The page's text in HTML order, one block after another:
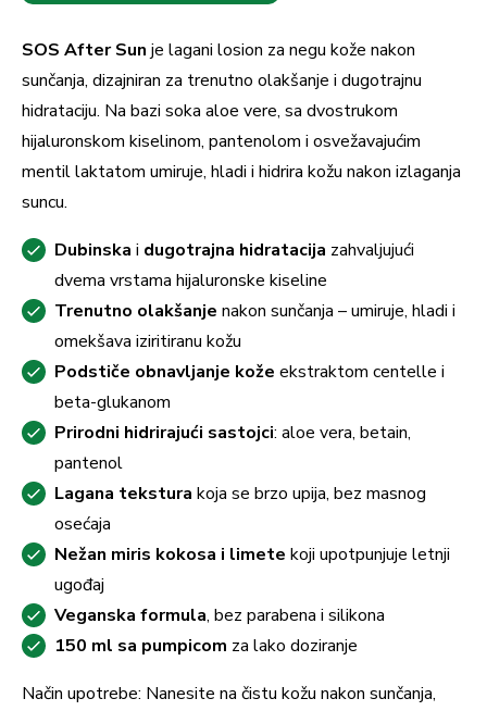
SOS After Sun je lagani losion za negu kože nakon
sunčanja, dizajniran za trenutno olakšanje i dugotrajnu
hidrataciju. Na bazi soka aloe vere, sa dvostrukom
hijaluronskom kiselinom, pantenolom i osvežavajućim
mentil laktatom umiruje, hladi i hidrira kožu nakon izlaganja
suncu.
Dubinska i dugotrajna hidratacija zahvaljujući
dvema vrstama hijaluronske kiseline
Trenutno olakšanje nakon sunčanja – umiruje, hladi i
omekšava iziritiranu kožu
Podstiče obnavljanje kože ekstraktom centelle i
beta-glukanom
Prirodni hidrirajući sastojci: aloe vera, betain,
pantenol
Lagana tekstura koja se brzo upija, bez masnog
osećaja
Nežan miris kokosa i limete koji upotpunjuje letnji
ugođaj
Veganska formula, bez parabena i silikona
150 ml sa pumpicom za lako doziranje
Način upotrebe: Nanesite na čistu kožu nakon sunčanja,